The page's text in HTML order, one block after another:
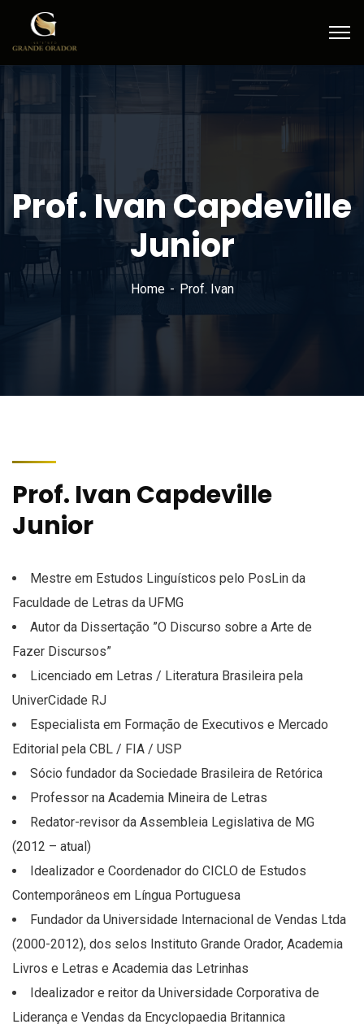
Prof. Ivan Capdeville
Junior
Home Prof. Ivan
Prof. Ivan Capdeville
Junior
Mestre em Estudos Linguísticos pelo PosLin da
Faculdade de Letras da UFMG
Autor da Dissertação ”O Discurso sobre a Arte de
Fazer Discursos”
Licenciado em Letras / Literatura Brasileira pela
UniverCidade RJ
Especialista em Formação de Executivos e Mercado
Editorial pela CBL / FIA / USP
Sócio fundador da Sociedade Brasileira de Retórica
Professor na Academia Mineira de Letras
Redator-revisor da Assembleia Legislativa de MG
(2012 – atual)
Idealizador e Coordenador do CICLO de Estudos
Contemporâneos em Língua Portuguesa
Fundador da Universidade Internacional de Vendas Ltda
(2000-2012), dos selos Instituto Grande Orador, Academia
Livros e Letras e Academia das Letrinhas
Idealizador e reitor da Universidade Corporativa de
Liderança e Vendas da Encyclopaedia Britannica